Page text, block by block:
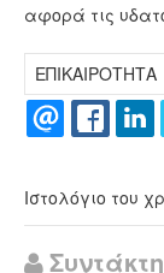
αφορά τις
ΕΠΙΚΑΙΡΟΤΗΤΑ
Ιστολόγιο του